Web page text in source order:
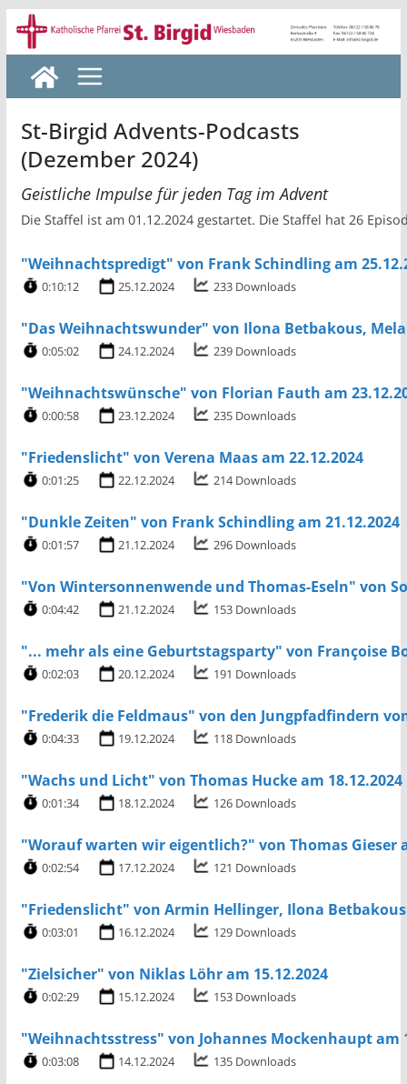
Zum
Inhalt
springen
St-Birgid Advents-Podcasts
(Dezember 2024)
Geistliche Impulse für jeden Tag im Advent
Die Staffel ist am 01.12.2024 gestartet. Die Staffel hat 26
"Weihnachtspredigt" von Frank Schindling am
0:10:12 25.12.2024 233 Downloads
"Das Weihnachtswunder" von Ilona Betbakous,
0:05:02 24.12.2024 239 Downloads
"Weihnachtswünsche" von Florian Fauth am
0:00:58 23.12.2024 235 Downloads
"Friedenslicht" von Verena Maas am 22.12.2024
0:01:25 22.12.2024 214 Downloads
"Dunkle Zeiten" von Frank Schindling am 21.12.2024
0:01:57 21.12.2024 296 Downloads
"Von Wintersonnenwende und Thomas-Eseln" von
0:04:42 21.12.2024 153 Downloads
"... mehr als eine Geburtstagsparty" von Françoise
0:02:03 20.12.2024 191 Downloads
"Frederik die Feldmaus" von den Jungpfadfindern
0:04:33 19.12.2024 118 Downloads
"Wachs und Licht" von Thomas Hucke am 18.12.2024
0:01:34 18.12.2024 126 Downloads
"Worauf warten wir eigentlich?" von Thomas Gieser
0:02:54 17.12.2024 121 Downloads
"Friedenslicht" von Armin Hellinger, Ilona
0:03:01 16.12.2024 129 Downloads
"Zielsicher" von Niklas Löhr am 15.12.2024
0:02:29 15.12.2024 153 Downloads
"Weihnachtsstress" von Johannes Mockenhaupt am
0:03:08 14.12.2024 135 Downloads